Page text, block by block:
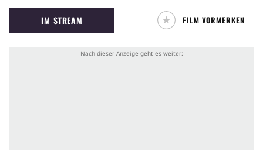
seine Nachbarin Carey Mulligan nimmt er es
sogar mit der lokalen Mafia auf.
IM STREAM FILM VORMERKEN